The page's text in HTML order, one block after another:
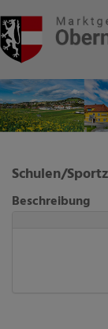
Schulen/
Beschreibung